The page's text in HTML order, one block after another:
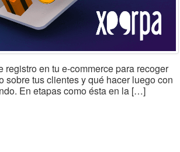
en tu e-commerce para recoger
sobre tus clientes y qué hacer luego con
En etapas como ésta en la […]